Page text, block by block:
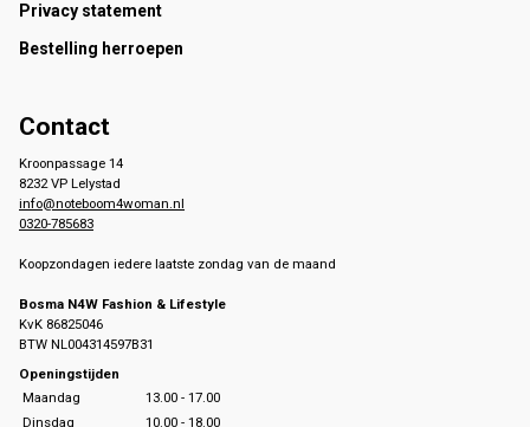
Privacy statement
Bestelling herroepen
Contact
Kroonpassage 14
8232 VP Lelystad
info@noteboom4woman.nl
0320-785683
Koopzondagen iedere laatste zondag van de maand
Bosma N4W Fashion & Lifestyle
KvK 86825046
BTW NL004314597B31
Openingstijden
Maandag
13.00 - 17.00
Dinsdag
10.00 - 18.00